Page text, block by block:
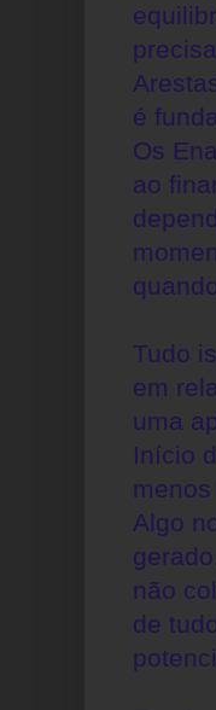
é
Os
ao
Tudo
em
uma
Início
Algo
não
de